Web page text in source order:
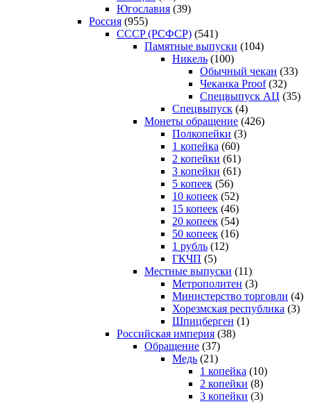
Югославия (39)
Россия (955)
CCCP (РСФСР) (541)
Памятные выпуски (104)
Никель (100)
Обычный чекан (33)
Чеканка Proof(32)
Спецвыпуск АЦ (35)
Спецвыпуск (4)
Монеты обращение (426)
Полкопейки (3)
1 копейка (60)
2 копейки (61)
3 копейки (61)
5 копеек (56)
10 копеек (52)
15 копеек (46)
20 копеек (54)
50 копеек (16)
1 рубль (12)
ГКЧП (5)
Местные выпуски (11)
Метрополитен (3)
Министерство торговли (4)
Хорезмская республика (3)
Шпицберген (1)
Российская империя (38)
Обращение (37)
Медь (21)
1 копейка (10)
2 копейки (8)
3 копейки (3)